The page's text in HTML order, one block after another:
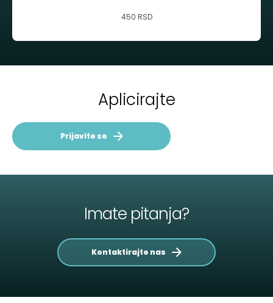
450 RSD
Aplicirajte
Prijavite se
Imate pitanja?
Kontaktirajte nas